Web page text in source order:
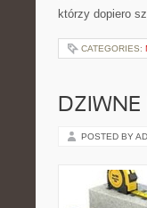
którzy dopiero
CATEGORIES:
DZIWNE
POSTED BY